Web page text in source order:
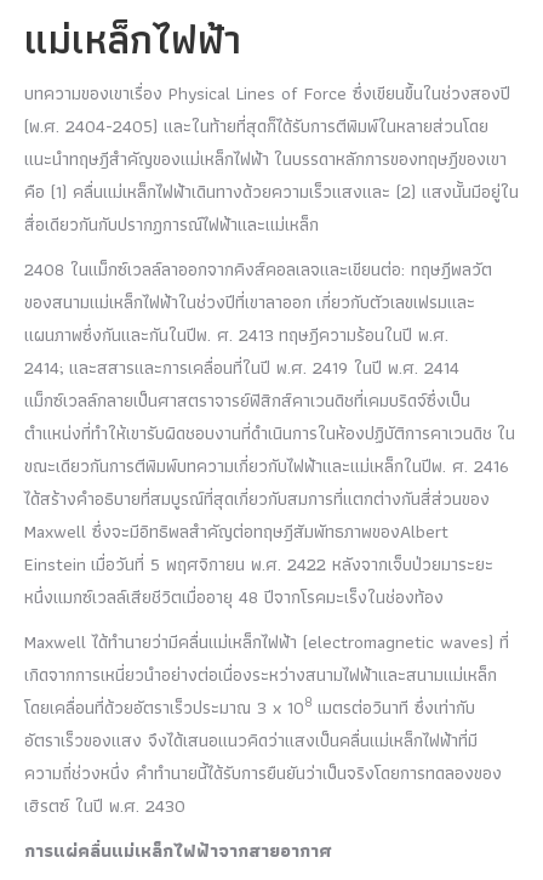
แม่เหล็กไฟฟ้า
บทความของเขาเรื่อง Physical Lines of Force ซึ่งเขียนขึ้นในช่วงสองปี
(พ.ศ. 2404-2405) และในท้ายที่สุดก็ได้รับการตีพิมพ์ในหลายส่วนโดย
แนะนำทฤษฎีสำคัญของแม่เหล็กไฟฟ้า ในบรรดาหลักการของทฤษฎีของเขา
คือ (1) คลื่นแม่เหล็กไฟฟ้าเดินทางด้วยความเร็วแสงและ (2) แสงนั้นมีอยู่ใน
สื่อเดียวกันกับปรากฏการณ์ไฟฟ้าและแม่เหล็ก
2408 ในแม็กซ์เวลล์ลาออกจากคิงส์คอลเลจและเขียนต่อ: ทฤษฎีพลวัต
ของสนามแม่เหล็กไฟฟ้าในช่วงปีที่เขาลาออก เกี่ยวกับตัวเลขเฟรมและ
แผนภาพซึ่งกันและกันในปีพ. ศ. 2413 ทฤษฎีความร้อนในปี พ.ศ.
2414; และสสารและการเคลื่อนที่ในปี พ.ศ. 2419 ในปี พ.ศ. 2414
แม็กซ์เวลล์กลายเป็นศาสตราจารย์ฟิสิกส์คาเวนดิชที่เคมบริดจ์ซึ่งเป็น
ตำแหน่งที่ทำให้เขารับผิดชอบงานที่ดำเนินการในห้องปฏิบัติการคาเวนดิช ใน
ขณะเดียวกันการตีพิมพ์บทความเกี่ยวกับไฟฟ้าและแม่เหล็กในปีพ. ศ. 2416
ได้สร้างคำอธิบายที่สมบูรณ์ที่สุดเกี่ยวกับสมการที่แตกต่างกันสี่ส่วนของ
Maxwell ซึ่งจะมีอิทธิพลสำคัญต่อทฤษฎีสัมพัทธภาพของAlbert
Einstein เมื่อวันที่ 5 พฤศจิกายน พ.ศ. 2422 หลังจากเจ็บป่วยมาระยะ
หนึ่งแมกซ์เวลล์เสียชีวิตเมื่ออายุ 48 ปีจากโรคมะเร็งในช่องท้อง
Maxwell ได้ทำนายว่ามีคลื่นแม่เหล็กไฟฟ้า (electromagnetic waves) ที่
เกิดจากการเหนี่ยวนำอย่างต่อเนื่องระหว่างสนามไฟฟ้าและสนามแม่เหล็ก
โดยเคลื่อนที่ด้วยอัตราเร็วประมาณ 3 x 108 เมตรต่อวินาที ซึ่งเท่ากับ
อัตราเร็วของแสง จึงได้เสนอแนวคิดว่าแสงเป็นคลื่นแม่เหล็กไฟฟ้าที่มี
ความถี่ช่วงหนึ่ง คำทำนายนี้ได้รับการยืนยันว่าเป็นจริงโดยการทดลองของ
เฮิรตซ์ ในปี พ.ศ. 2430
การแผ่คลื่นแม่เหล็กไฟฟ้าจากสายอากาศ